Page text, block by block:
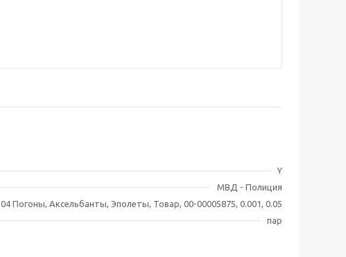
Y
МВД - Полиция
04 Погоны, Аксельбанты, Эполеты, Товар, 00-00005875, 0.001, 0.05
пар